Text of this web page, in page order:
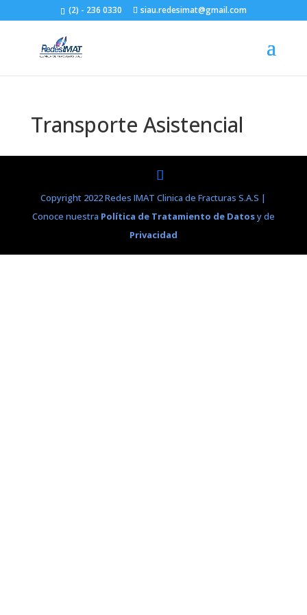
(2) - 236 0330 siau.redesimat@gmail.com
Transporte Asistencial
Copyright 2022 Redes IMAT Clinica de Fracturas S.A.S |
Conoce nuestra Política de Tratamiento de Datosy de
Privacidad